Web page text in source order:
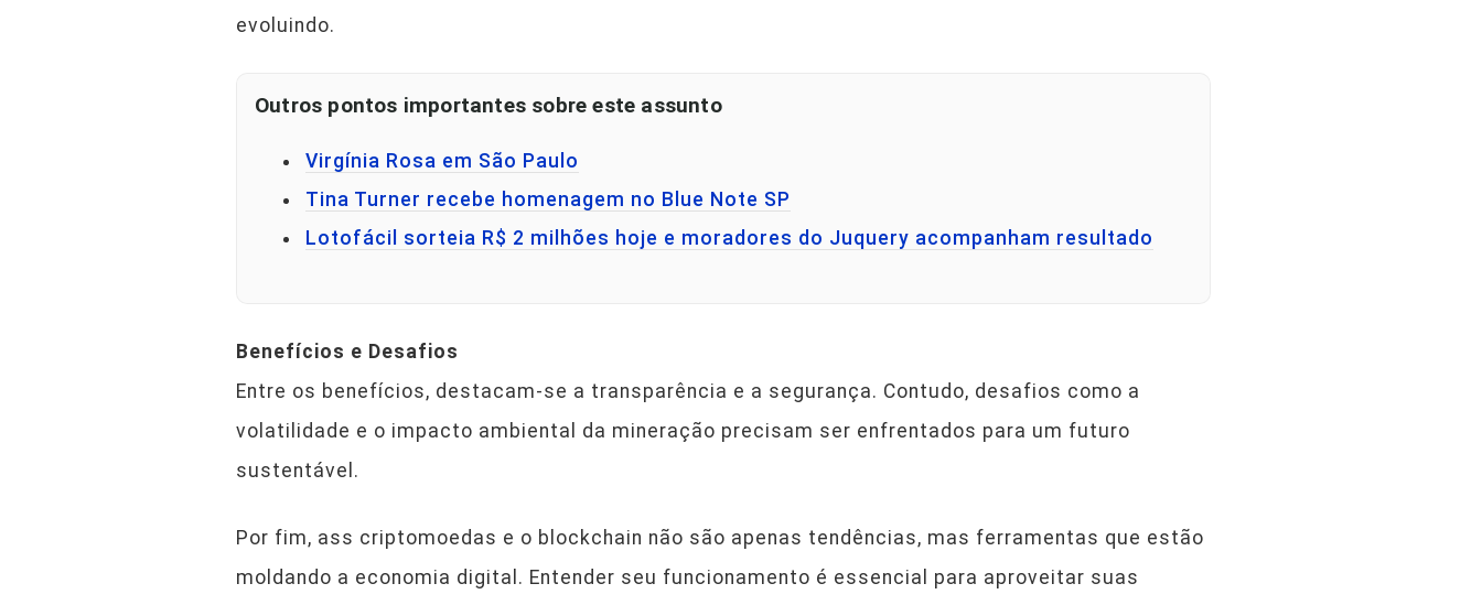
evoluindo.
Outros pontos importantes sobre este assunto
Virgínia Rosa em São Paulo
Tina Turner recebe homenagem no Blue Note SP
Lotofácil sorteia R$ 2 milhões hoje e moradores do Juquery acompanham resultado
Benefícios e Desafios
Entre os benefícios, destacam-se a transparência e a segurança. Contudo, desafios como a
volatilidade e o impacto ambiental da mineração precisam ser enfrentados para um futuro
sustentável.
Por fim, ass criptomoedas e o blockchain não são apenas tendências, mas ferramentas que estão
moldando a economia digital. Entender seu funcionamento é essencial para aproveitar suas